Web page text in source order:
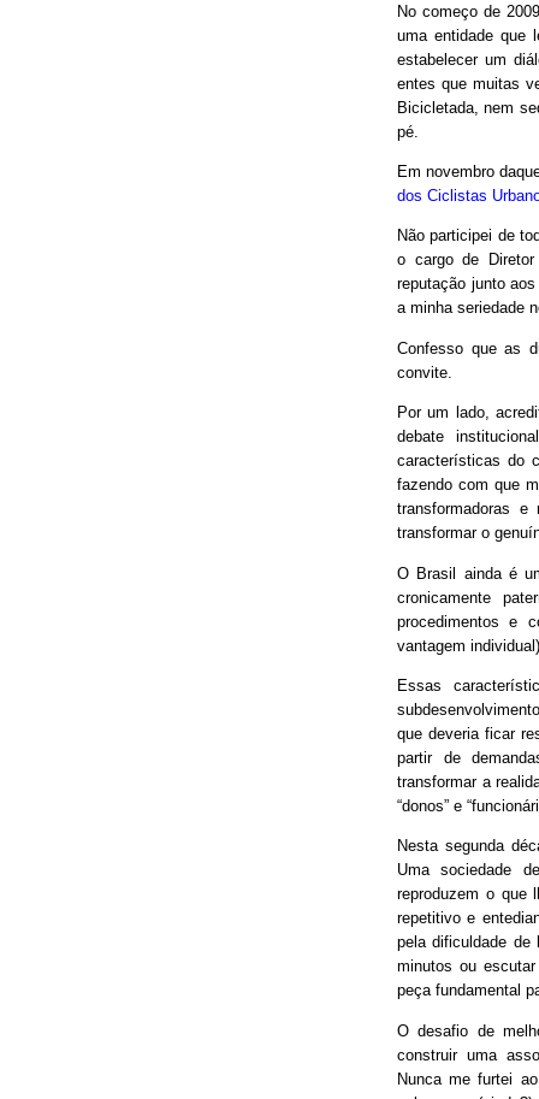
No começo de
uma entidade que
estabelecer um
entes que muitas
Bicicletada, nem
pé.
Em novembro
dos Ciclistas
Não participei de
o cargo de
reputação junto
a minha seriedade
Confesso que as
convite.
Por um lado,
debate
características do
fazendo com que
transformadoras
transformar o
O Brasil ainda é
cronicamente
procedimentos e
vantagem
Essas
que deveria ficar
partir de
transformar a
“donos” e
Nesta segunda
Uma sociedade
reproduzem o que
repetitivo e
pela dificuldade
minutos ou
peça fundamental
O desafio de
construir uma
Nunca me furtei